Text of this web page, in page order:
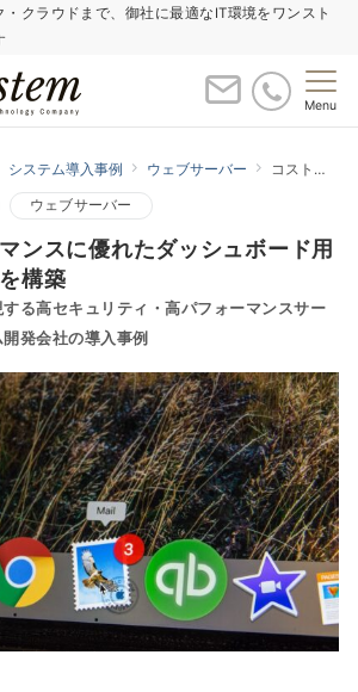
クラウドまで、御社に最適なIT環境をワンスト
Menu
システム導入事例 ウェブサーバー コストパフォーマンスに優れたダッシュボード用ウェブサーバーを構築
ウェブサーバー
ンスに優れたダッシュボード用
構築
る高セキュリティ・高パフォーマンスサー
発会社の導入事例